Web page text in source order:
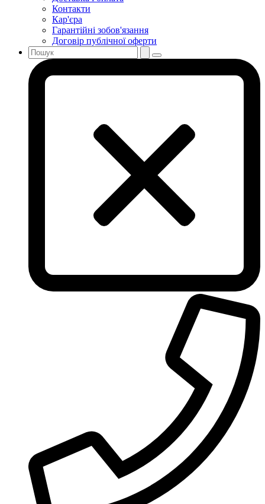
Контакти
Кар'єра
Гарантійні зобов'язання
Договір публічної оферти